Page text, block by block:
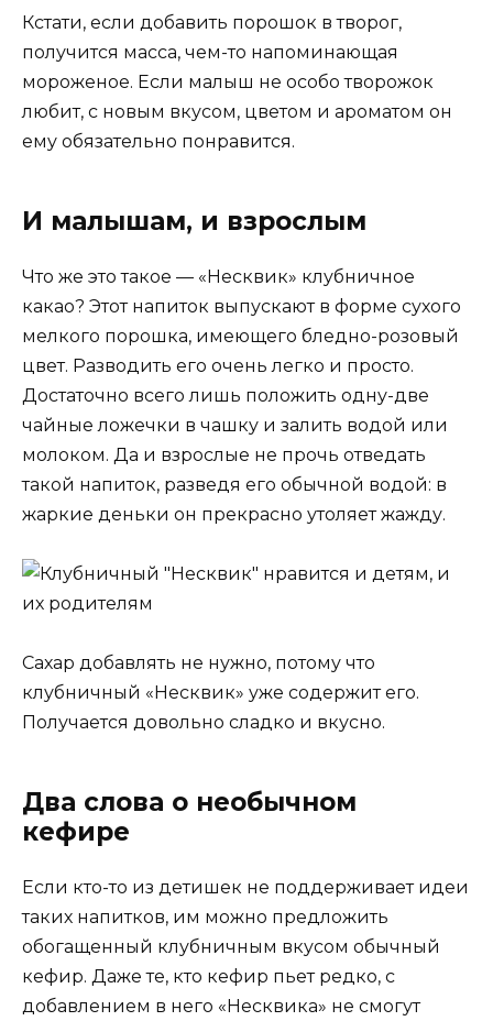
Кстати, если добавить порошок в творог,
получится масса, чем-то напоминающая
мороженое. Если малыш не особо творожок
любит, с новым вкусом, цветом и ароматом он
ему обязательно понравится.
И малышам, и взрослым
Что же это такое — «Несквик» клубничное
какао? Этот напиток выпускают в форме сухого
мелкого порошка, имеющего бледно-розовый
цвет. Разводить его очень легко и просто.
Достаточно всего лишь положить одну-две
чайные ложечки в чашку и залить водой или
молоком. Да и взрослые не прочь отведать
такой напиток, разведя его обычной водой: в
жаркие деньки он прекрасно утоляет жажду.
Сахар добавлять не нужно, потому что
клубничный «Несквик» уже содержит его.
Получается довольно сладко и вкусно.
Два слова о необычном
кефире
Если кто-то из детишек не поддерживает идеи
таких напитков, им можно предложить
обогащенный клубничным вкусом обычный
кефир. Даже те, кто кефир пьет редко, с
добавлением в него «Несквика» не смогут